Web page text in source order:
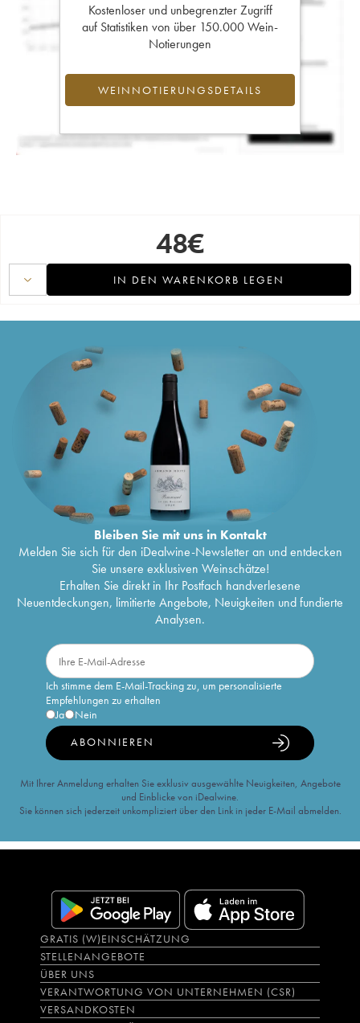
Kostenloser und unbegrenzter Zugriff
auf Statistiken von über 150.000 Wein-
Notierungen
WEINNOTIERUNGSDETAILS
48€
IN DEN WARENKORB LEGEN
Bleiben Sie mit uns in Kontakt
Melden Sie sich für den iDealwine-Newsletter an und entdecken
Sie unsere exklusiven Weinschätze!
Erhalten Sie direkt in Ihr Postfach handverlesene
Neuentdeckungen, limitierte Angebote, Neuigkeiten und fundierte
Analysen.
Ich stimme dem E-Mail-Tracking zu, um personalisierte
Empfehlungen zu erhalten
Ja
Nein
ABONNIEREN
Mit Ihrer Anmeldung erhalten Sie exklusiv ausgewählte Neuigkeiten, Angebote
und Einblicke von iDealwine.
Sie können sich jederzeit unkompliziert über den Link in jeder E-Mail abmelden.
GRATIS (W)EINSCHÄTZUNG
STELLENANGEBOTE
ÜBER UNS
VERANTWORTUNG VON UNTERNEHMEN (CSR)
VERSANDKOSTEN